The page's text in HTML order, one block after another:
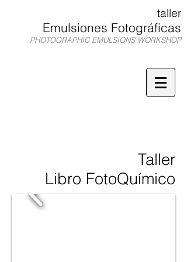
taller
Emulsiones Fotográficas
PHOTOGRAPHIC EMULSIONS WORKSHOP
Taller
Libro FotoQuímico